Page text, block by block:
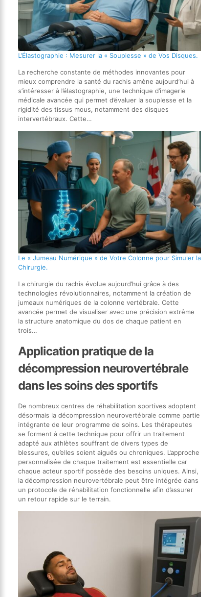
L’Élastographie : Mesurer la « Souplesse » de Vos Disques.
La recherche constante de méthodes innovantes pour
mieux comprendre la santé du rachis amène aujourd’hui à
s’intéresser à l’élastographie, une technique d’imagerie
médicale avancée qui permet d’évaluer la souplesse et la
rigidité des tissus mous, notamment des disques
intervertébraux. Cette…
Le « Jumeau Numérique » de Votre Colonne pour Simuler la
Chirurgie.
La chirurgie du rachis évolue aujourd’hui grâce à des
technologies révolutionnaires, notamment la création de
jumeaux numériques de la colonne vertébrale. Cette
avancée permet de visualiser avec une précision extrême
la structure anatomique du dos de chaque patient en
trois…
Application pratique de la
décompression neurovertébrale
dans les soins des sportifs
De nombreux centres de réhabilitation sportives adoptent
désormais la décompression neurovertébrale comme partie
intégrante de leur programme de soins. Les thérapeutes
se forment à cette technique pour offrir un traitement
adapté aux athlètes souffrant de divers types de
blessures, qu’elles soient aiguës ou chroniques. L’approche
personnalisée de chaque traitement est essentielle car
chaque acteur sportif possède des besoins uniques. Ainsi,
la décompression neurovertébrale peut être intégrée dans
un protocole de réhabilitation fonctionnelle afin d’assurer
un retour rapide sur le terrain.